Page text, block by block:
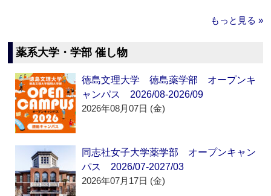
もっと見る »
薬系大学・学部 催し物
徳島文理大学 徳島薬学部 オープンキ
ャンパス 2026/08-2026/09
2026年08月07日 (金)
同志社女子大学薬学部 オープンキャン
パス 2026/07-2027/03
2026年07月17日 (金)